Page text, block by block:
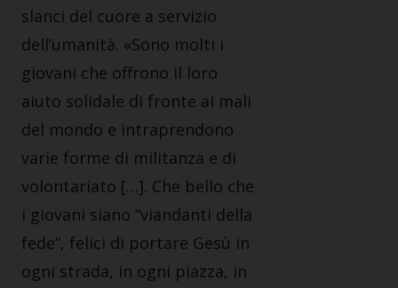
slanci del cuore a servizio
dell’umanità. «Sono molti i
giovani che offrono il loro
aiuto solidale di fronte ai mali
del mondo e intraprendono
varie forme di militanza e di
volontariato […]. Che bello che
i giovani siano “viandanti della
fede”, felici di portare Gesù in
ogni strada, in ogni piazza, in